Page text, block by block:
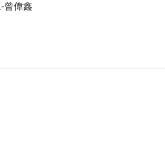
曾偉鑫